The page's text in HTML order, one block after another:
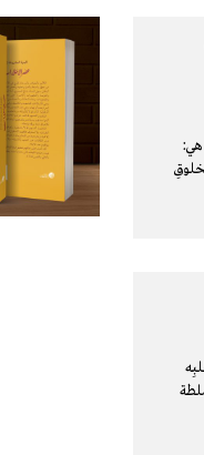
هي: